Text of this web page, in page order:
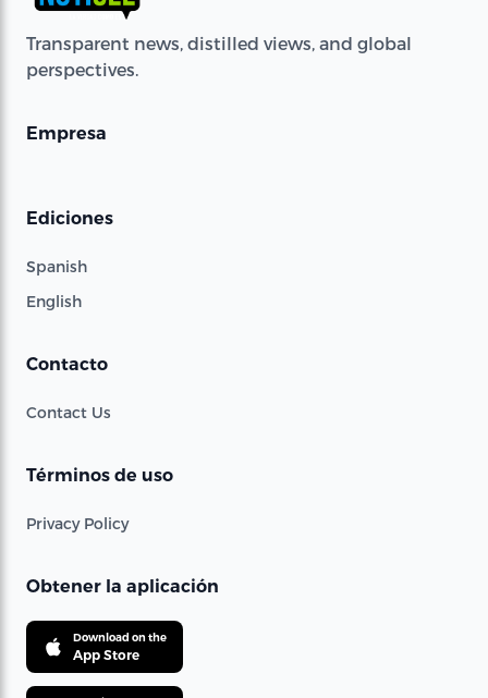
Transparent news, distilled views, and global
perspectives.
Empresa
Ediciones
Spanish
English
Contacto
Contact Us
Términos de uso
Privacy Policy
Obtener la aplicación
Download on the
App Store